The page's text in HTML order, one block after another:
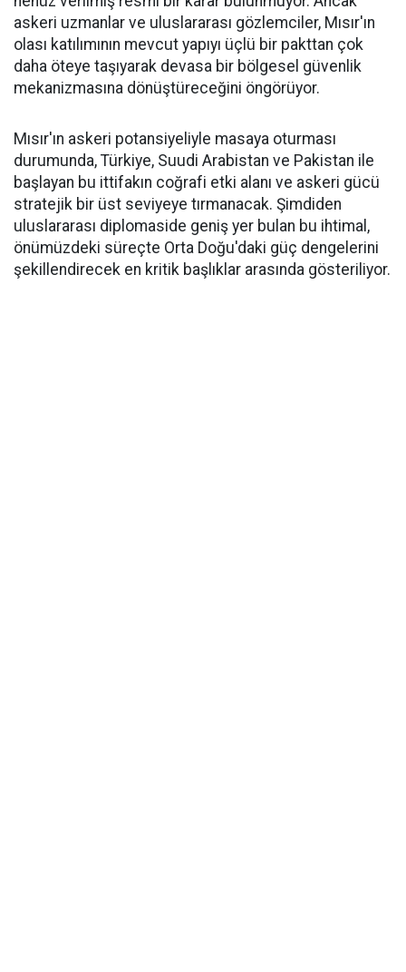
askeri uzmanlar ve uluslararası gözlemciler, Mısır'ın
olası katılımının mevcut yapıyı üçlü bir pakttan çok
daha öteye taşıyarak devasa bir bölgesel güvenlik
mekanizmasına dönüştüreceğini öngörüyor.
Mısır'ın askeri potansiyeliyle masaya oturması
durumunda, Türkiye, Suudi Arabistan ve Pakistan ile
başlayan bu ittifakın coğrafi etki alanı ve askeri gücü
stratejik bir üst seviyeye tırmanacak. Şimdiden
uluslararası diplomaside geniş yer bulan bu ihtimal,
önümüzdeki süreçte Orta Doğu'daki güç dengelerini
şekillendirecek en kritik başlıklar arasında gösteriliyor.